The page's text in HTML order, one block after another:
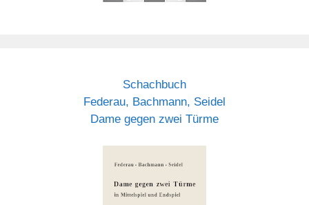
Schachbuch
Federau, Bachmann, Seidel
Dame gegen zwei Türme